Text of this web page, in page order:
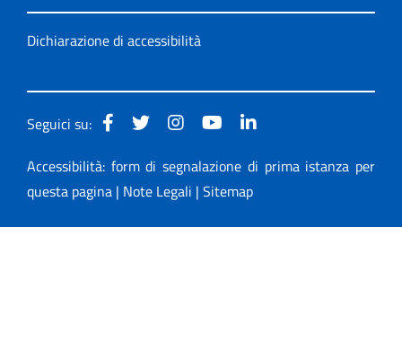
Dichiarazione di accessibilità
Seguici su:
Accessibilità: form di segnalazione di prima istanza per
questa pagina | Note Legali | Sitemap